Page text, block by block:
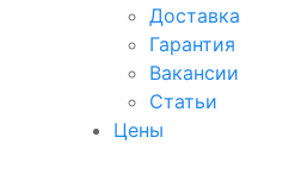
Доставка
Гарантия
Вакансии
Статьи
Цены